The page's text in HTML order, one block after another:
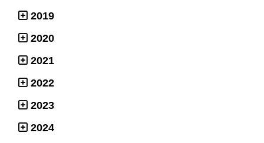
2019
2020
2021
2022
2023
2024